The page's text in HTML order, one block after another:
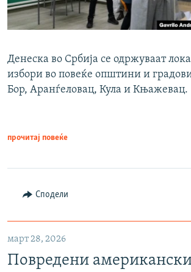
Денеска во Србија се одржуваат
избори во повеќе општини и
Бор, Аранѓеловац, Кула и Књажевац.
прочитај повеќе
Сподели
март 28, 2026
Повредени